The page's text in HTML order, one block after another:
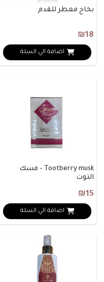
بخاخ معطر للقدم
₪18
اضافة الي السلة
Tootberry musk - مسك
التوت
₪15
اضافة الي السلة